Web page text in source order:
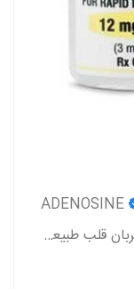
داروی آدنوزین برای کمک به بازسازی ضربان قلب طبیعی در افرادی که دارای اختلالات ریتم قلب هستند، استفاده می‌شود.